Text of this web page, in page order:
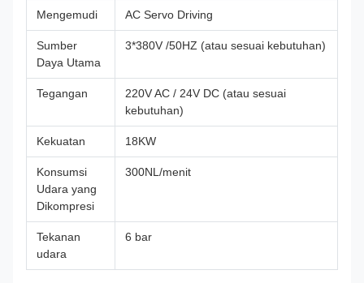
Mengemudi AC Servo Driving
Sumber
Daya Utama
3*380V /50HZ (atau sesuai kebutuhan)
Tegangan
220V AC / 24V DC (atau sesuai
kebutuhan)
Kekuatan 18KW
Konsumsi
Udara yang
Dikompresi
300NL/menit
Tekanan
udara
6 bar